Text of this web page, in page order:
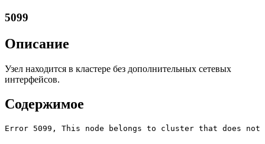
5099
Описание
Узел находится в кластере без дополнительных сетевых
интерфейсов.
Содержимое
Error 5099, This node belongs to cluster that does not